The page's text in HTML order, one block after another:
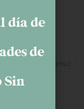
Harina De Altramuz
día de
de
Sin